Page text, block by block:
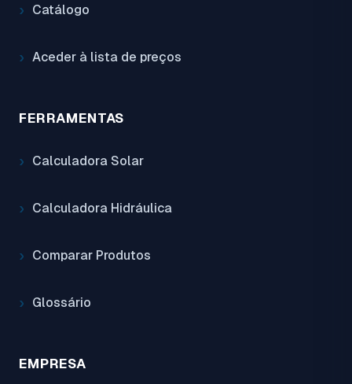
Catálogo
Aceder à lista de preços
FERRAMENTAS
Calculadora Solar
Calculadora Hidráulica
Comparar Produtos
Glossário
EMPRESA